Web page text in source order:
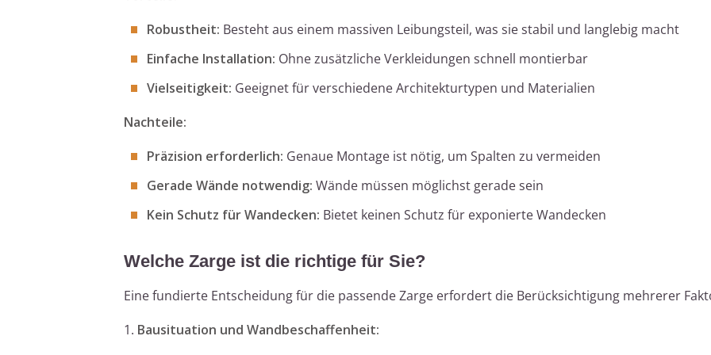
Robustheit: Besteht aus einem massiven Leibungsteil, was sie stabil und langlebig macht
Einfache Installation: Ohne zusätzliche Verkleidungen schnell montierbar
Vielseitigkeit: Geeignet für verschiedene Architekturtypen und Materialien
Nachteile:
Präzision erforderlich: Genaue Montage ist nötig, um Spalten zu vermeiden
Gerade Wände notwendig: Wände müssen möglichst gerade sein
Kein Schutz für Wandecken: Bietet keinen Schutz für exponierte Wandecken
Welche Zarge ist die richtige für Sie?
Eine fundierte Entscheidung für die passende Zarge erfordert die Berücksichtigung mehrerer
1. Bausituation und Wandbeschaffenheit: